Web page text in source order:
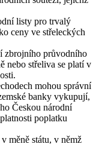
listy pro trvalý
ceny ve střeleckých
zbrojního průvodního
nebo střeliva se platí v
mohou správní
banky vykupují,
Českou národní
poplatku
měně státu, v němž